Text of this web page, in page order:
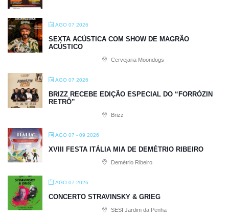
AGO 07 2026
SEXTA ACÚSTICA COM SHOW DE MAGRÃO
ACÚSTICO
Cervejaria Moondogs
AGO 07 2026
BRIZZ RECEBE EDIÇÃO ESPECIAL DO “FORRÓZIN
RETRÔ”
Brizz
AGO 07 - 09 2026
XVIII FESTA ITÁLIA MIA DE DEMÉTRIO RIBEIRO
Demétrio Ribeiro
AGO 07 2026
CONCERTO STRAVINSKY & GRIEG
SESI Jardim da Penha